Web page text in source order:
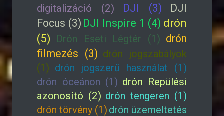
digitalizáció (2) DJI (3)
DJI
Focus (3) DJI Inspire 1 (4) drón
(5)
Drón Eseti Légtér (1) drón
filmezés (3) drón jogszabályok
(1) drón jogszerű használat (1)
drón óceánon (1) drón Repülési
azonosító (2) drón tengeren (1)
drón törvény (1) drón üzemeltetés